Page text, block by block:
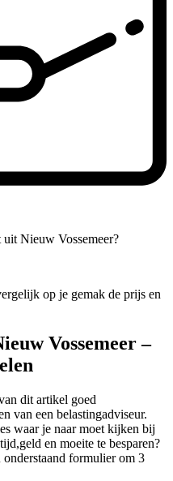
uit Nieuw Vossemeer?
op je gemak de prijs en
Vossemeer –
dit artikel goed
van een belastingadviseur.
waar je naar moet kijken bij
en moeite te besparen?
formulier om 3